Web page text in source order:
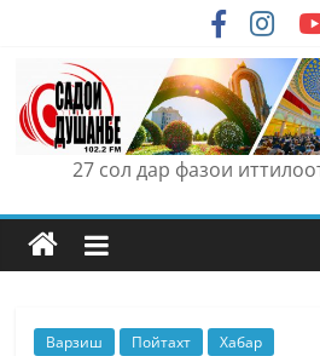
content
27 сол дар фазои
Варзиш Пойтахт Хабар